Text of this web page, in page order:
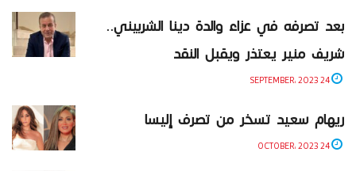
بعد تصرفه في عزاء والدة دينا الشربيني..
شريف منير يعتذر ويقبل النقد
ريهام سعيد تسخر من تصرف إليسا